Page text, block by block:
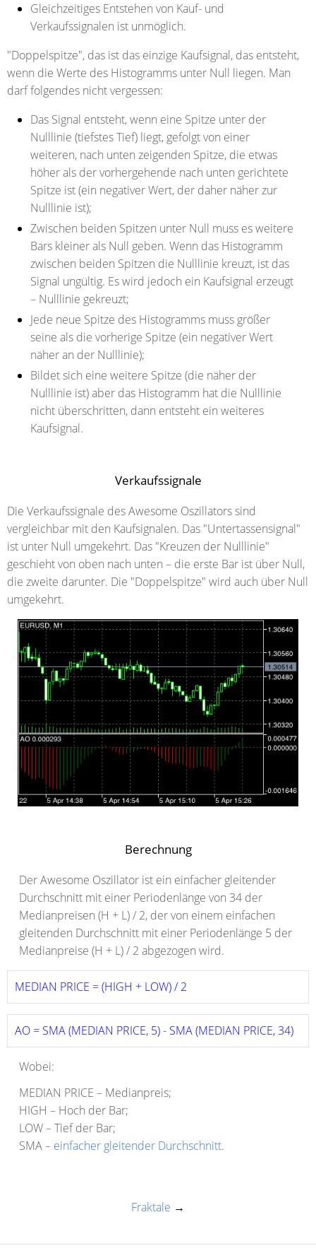
Gleichzeitiges Entstehen von Kauf- und
Verkaufssignalen ist unmöglich.
"Doppelspitze", das ist das einzige Kaufsignal, das entsteht,
wenn die Werte des Histogramms unter Null liegen. Man
darf folgendes nicht vergessen:
Das Signal entsteht, wenn eine Spitze unter der
Nulllinie (tiefstes Tief) liegt, gefolgt von einer
weiteren, nach unten zeigenden Spitze, die etwas
höher als der vorhergehende nach unten gerichtete
Spitze ist (ein negativer Wert, der daher näher zur
Nulllinie ist);
Zwischen beiden Spitzen unter Null muss es weitere
Bars kleiner als Null geben. Wenn das Histogramm
zwischen beiden Spitzen die Nulllinie kreuzt, ist das
Signal ungültig. Es wird jedoch ein Kaufsignal erzeugt
– Nulllinie gekreuzt;
Jede neue Spitze des Histogramms muss größer
seine als die vorherige Spitze (ein negativer Wert
näher an der Nulllinie);
Bildet sich eine weitere Spitze (die näher der
Nulllinie ist) aber das Histogramm hat die Nulllinie
nicht überschritten, dann entsteht ein weiteres
Kaufsignal.
Verkaufssignale
Die Verkaufssignale des Awesome Oszillators sind
vergleichbar mit den Kaufsignalen. Das "Untertassensignal"
ist unter Null umgekehrt. Das "Kreuzen der Nulllinie"
geschieht von oben nach unten – die erste Bar ist über Null,
die zweite darunter. Die "Doppelspitze" wird auch über Null
umgekehrt.
Berechnung
Der Awesome Oszillator ist ein einfacher gleitender
Durchschnitt mit einer Periodenlänge von 34 der
Medianpreisen (H + L) / 2, der von einem einfachen
gleitenden Durchschnitt mit einer Periodenlänge 5 der
Medianpreise (H + L) / 2 abgezogen wird.
MEDIAN PRICE = (HIGH + LOW) / 2
AO = SMA (MEDIAN PRICE, 5) - SMA (MEDIAN PRICE, 34)
Wobei:
MEDIAN PRICE – Medianpreis;
HIGH – Hoch der Bar;
LOW – Tief der Bar;
SMA – einfacher gleitender Durchschnitt.
Fraktale →